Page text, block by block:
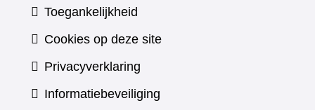
Toegankelijkheid
Cookies op deze site
Privacyverklaring
Informatiebeveiliging